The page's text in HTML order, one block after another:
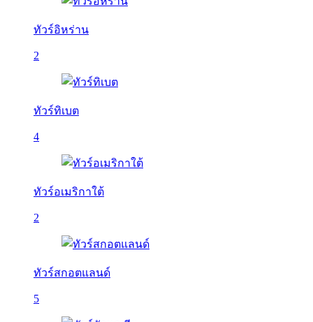
ทัวร์อิหร่าน
2
ทัวร์ทิเบต
4
ทัวร์อเมริกาใต้
2
ทัวร์สกอตแลนด์
5